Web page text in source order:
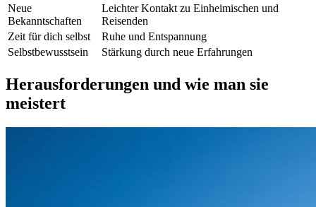
Neue
Bekanntschaften
Leichter Kontakt zu Einheimischen und
Reisenden
Zeit für dich selbst
Ruhe und Entspannung
Selbstbewusstsein
Stärkung durch neue Erfahrungen
Herausforderungen und wie man sie
meistert